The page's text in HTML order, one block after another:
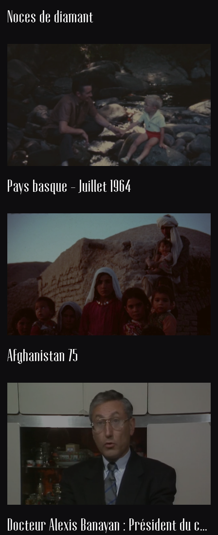
Noces de diamant
Pays basque - Juillet 1964
Afghanistan 75
Docteur Alexis Banayan : Président du consistoire de la communauté juive de Bordeaux